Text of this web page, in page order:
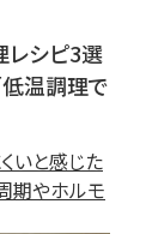
レシピ3選
低温調理で
いと感じた
期やホルモ